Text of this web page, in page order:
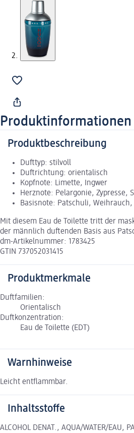
Produktinformationen
Produktbeschreibung
Dufttyp: stilvoll
Duftrichtung: orientalisch
Kopfnote: Limette, Ingwer
Herznote: Pelargonie, Zypresse,
Basisnote: Patschuli, Weihrauch,
Mit diesem Eau de Toilette tritt der
der männlich duftenden Basis aus
dm-Artikelnummer: 1783425
GTIN 737052031415
Produktmerkmale
Duftfamilien:
Orientalisch
Duftkonzentration:
Eau de Toilette (EDT)
Warnhinweise
Leicht entflammbar.
Inhaltsstoffe
ALCOHOL DENAT., AQUA/WATER/EAU,